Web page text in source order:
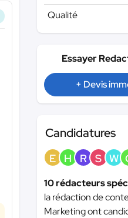
Qualité
Essayer
+ Devis
Candidatures
E H R S W
10 rédacteurs
la rédaction de
Marketing ont